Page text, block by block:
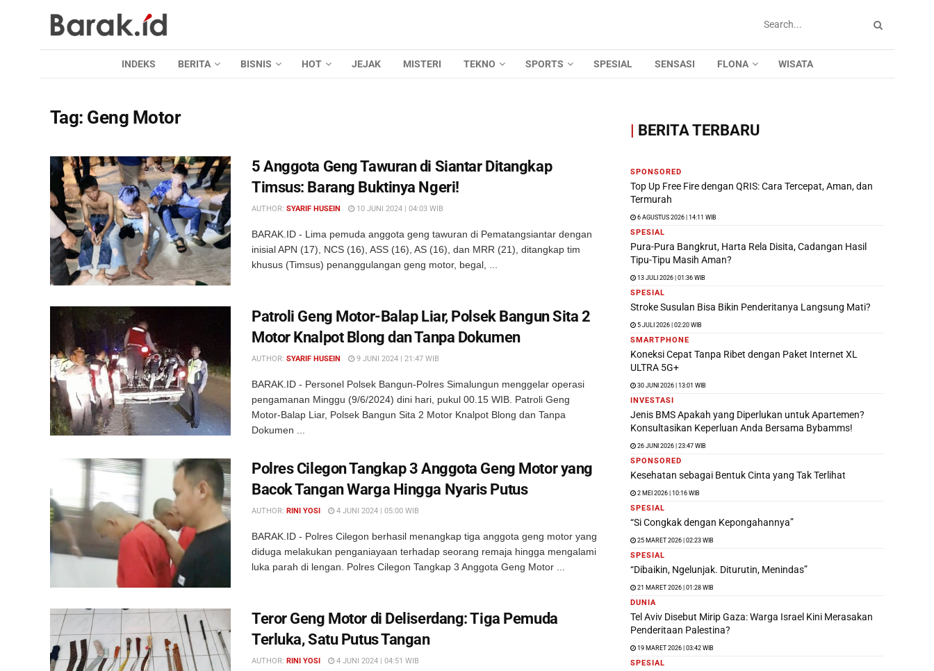
INDEKS BERITA BISNIS HOT JEJAK MISTERI TEKNO SPORTS SPESIAL SENSASI FLONA WISATA
Tag: Geng Motor
5 Anggota Geng Tawuran di Siantar Ditangkap
Timsus: Barang Buktinya Ngeri!
AUTHOR: SYARIF HUSEIN 10 JUNI 2024 | 04:03 WIB
BARAK.ID - Lima pemuda anggota geng tawuran di Pematangsiantar dengan
inisial APN (17), NCS (16), ASS (16), AS (16), dan MRR (21), ditangkap tim
khusus (Timsus) penanggulangan geng motor, begal, ...
Patroli Geng Motor-Balap Liar, Polsek Bangun Sita 2
Motor Knalpot Blong dan Tanpa Dokumen
AUTHOR: SYARIF HUSEIN 9 JUNI 2024 | 21:47 WIB
BARAK.ID - Personel Polsek Bangun-Polres Simalungun menggelar operasi
pengamanan Minggu (9/6/2024) dini hari, pukul 00.15 WIB. Patroli Geng
Motor-Balap Liar, Polsek Bangun Sita 2 Motor Knalpot Blong dan Tanpa
Dokumen ...
Polres Cilegon Tangkap 3 Anggota Geng Motor yang
Bacok Tangan Warga Hingga Nyaris Putus
AUTHOR: RINI YOSI 4 JUNI 2024 | 05:00 WIB
BARAK.ID - Polres Cilegon berhasil menangkap tiga anggota geng motor yang
diduga melakukan penganiayaan terhadap seorang remaja hingga mengalami
luka parah di lengan. Polres Cilegon Tangkap 3 Anggota Geng Motor ...
Teror Geng Motor di Deliserdang: Tiga Pemuda
Terluka, Satu Putus Tangan
AUTHOR: RINI YOSI 4 JUNI 2024 | 04:51 WIB
| BERITA TERBARU
SPONSORED
Top Up Free Fire dengan QRIS: Cara Tercepat, Aman, dan
Termurah
6 AGUSTUS 2026 | 14:11 WIB
SPESIAL
Pura-Pura Bangkrut, Harta Rela Disita, Cadangan Hasil
Tipu-Tipu Masih Aman?
13 JULI 2026 | 01:36 WIB
SPESIAL
Stroke Susulan Bisa Bikin Penderitanya Langsung Mati?
5 JULI 2026 | 02:20 WIB
SMARTPHONE
Koneksi Cepat Tanpa Ribet dengan Paket Internet XL
ULTRA 5G+
30 JUNI 2026 | 13:01 WIB
INVESTASI
Jenis BMS Apakah yang Diperlukan untuk Apartemen?
Konsultasikan Keperluan Anda Bersama Bybamms!
26 JUNI 2026 | 23:47 WIB
SPONSORED
Kesehatan sebagai Bentuk Cinta yang Tak Terlihat
2 MEI 2026 | 10:16 WIB
SPESIAL
“Si Congkak dengan Kepongahannya”
25 MARET 2026 | 02:23 WIB
SPESIAL
“Dibaikin, Ngelunjak. Diturutin, Menindas”
21 MARET 2026 | 01:28 WIB
DUNIA
Tel Aviv Disebut Mirip Gaza: Warga Israel Kini Merasakan
Penderitaan Palestina?
19 MARET 2026 | 03:42 WIB
SPESIAL